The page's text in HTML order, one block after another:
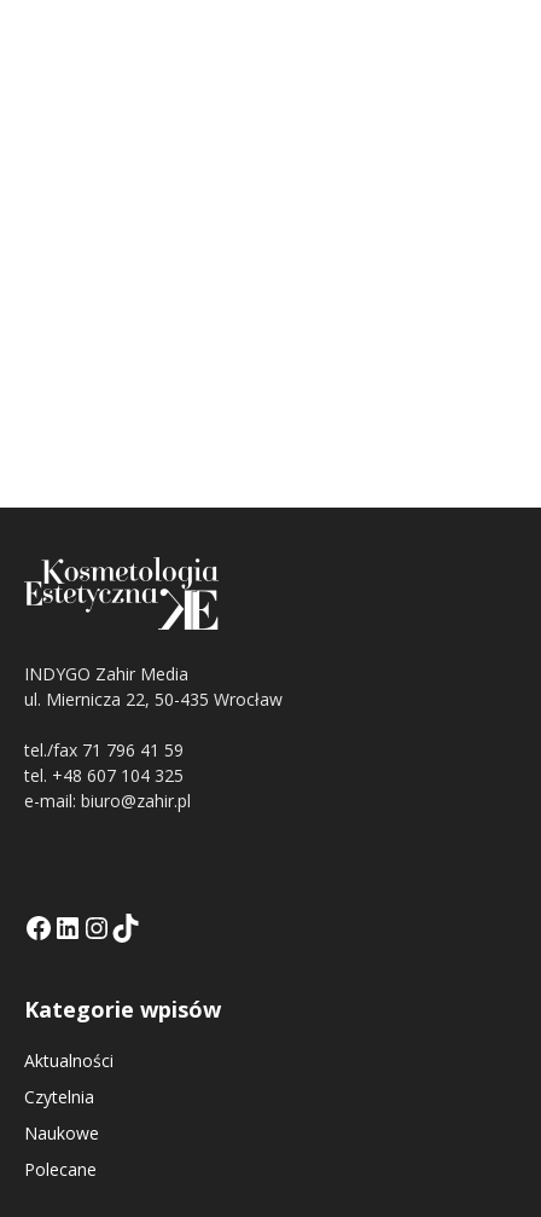
INDYGO Zahir Media
ul. Miernicza 22, 50-435 Wrocław
tel./fax 71 796 41 59
tel. +48 607 104 325
e-mail: biuro@zahir.pl
Facebook
LinkedIn
Tik Tok KEInstagramm KE
Kategorie wpisów
Aktualności
Czytelnia
Naukowe
Polecane